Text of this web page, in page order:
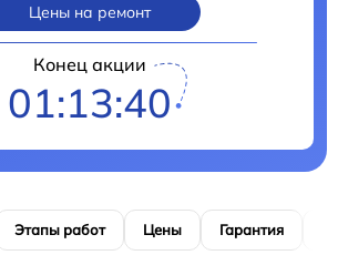
Цены на ремонт
Конец акции
01:13:39
Этапы работ Цены Гарантия